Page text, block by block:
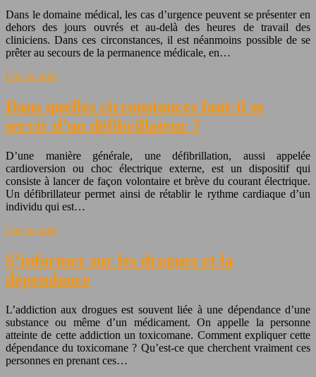
Dans le domaine médical, les cas d’urgence peuvent se présenter en
dehors des jours ouvrés et au-delà des heures de travail des
cliniciens. Dans ces circonstances, il est néanmoins possible de se
prêter au secours de la permanence médicale, en…
Lire la suite
Dans quelles circonstances faut-il se
servir d’un défibrillateur ?
D’une manière générale, une défibrillation, aussi appelée
cardioversion ou choc électrique externe, est un dispositif qui
consiste à lancer de façon volontaire et brève du courant électrique.
Un défibrillateur permet ainsi de rétablir le rythme cardiaque d’un
individu qui est…
Lire la suite
S’informer sur les drogues et la
dépendance
L’addiction aux drogues est souvent liée à une dépendance d’une
substance ou même d’un médicament. On appelle la personne
atteinte de cette addiction un toxicomane. Comment expliquer cette
dépendance du toxicomane ? Qu’est-ce que cherchent vraiment ces
personnes en prenant ces…